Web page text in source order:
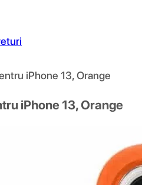
iPhone 13, Orange
iPhone 13, Orange